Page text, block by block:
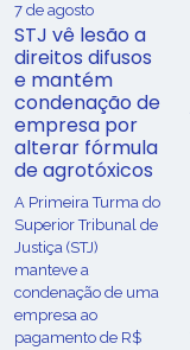
7 de agosto
STJ vê lesão a
direitos difusos
e mantém
condenação de
empresa por
alterar fórmula
de agrotóxicos
​A Primeira Turma do
Superior Tribunal de
Justiça (STJ)
manteve a
condenação de uma
empresa ao
pagamento de R$